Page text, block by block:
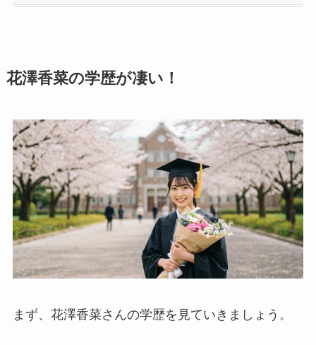
花澤香菜の学歴が凄い！
まず、花澤香菜さんの学歴を見ていきましょう。